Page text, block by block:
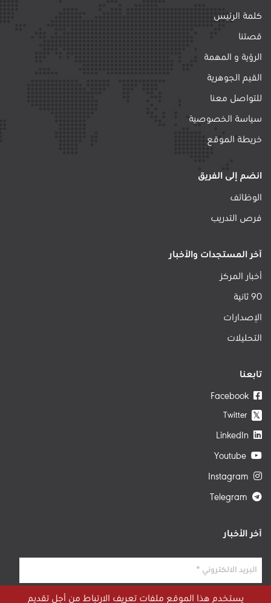
كلمة الرئيس
قصتنا
الرؤية و المهمة
القيم الجوهرية
للتواصل معنا
سياسة الخصوصية
خريطة الموقع
انضم إلى الفريق
الوظائف
فرص التدريب
آخر المستجدات والأخبار
أخبار المركز
90 ثانية
الإصدارات
التحليلات
تابعنا
𝕏
Twitter
آخر الأخبار
يستخدم هذا الموقع ملفات تعريف الارتباط من أجل تقديم